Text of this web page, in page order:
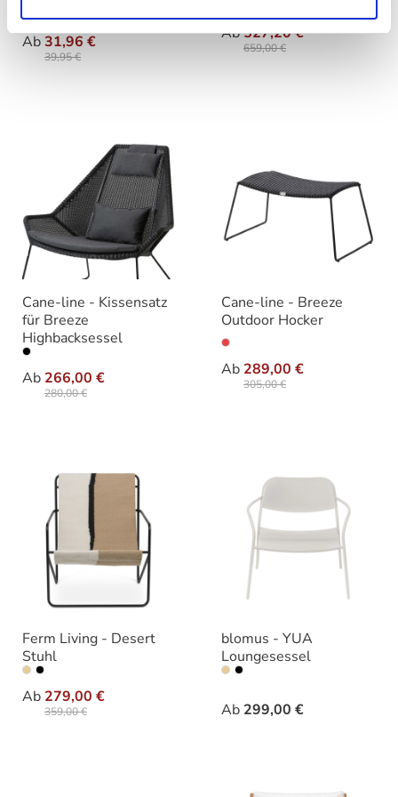
Ab31,96 €
39,95 €
Variantenauswählen Ab527,20 €
659,00 €
Varianten
Cane-line - Kissensatz
für Breeze
Highbacksessel
Ab 266,00 €
280,00 €
Farbe
Cane-line - Breeze
Outdoor Hocker
Ab 289,00 €
305,00 €
Farbe
Ferm Living - Desert
Stuhl
Ab 279,00 €
359,00 €
Variante
blomus - YUA
Loungesessel
Ab 299,00 €
Varianten